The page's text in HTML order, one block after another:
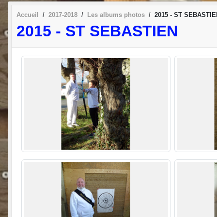
Accueil 2017-2018 Les albums photos 2015 - ST
2015 - ST SEBASTIEN